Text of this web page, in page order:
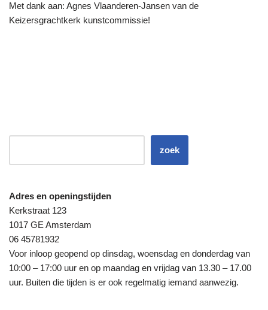
Met dank aan: Agnes Vlaanderen-Jansen van de
Keizersgrachtkerk kunstcommissie!
zoek
Adres en openingstijden
Kerkstraat 123
1017 GE Amsterdam
06 45781932
Voor inloop geopend op dinsdag, woensdag en donderdag van
10:00 – 17:00 uur en op maandag en vrijdag van 13.30 – 17.00
uur. Buiten die tijden is er ook regelmatig iemand aanwezig.